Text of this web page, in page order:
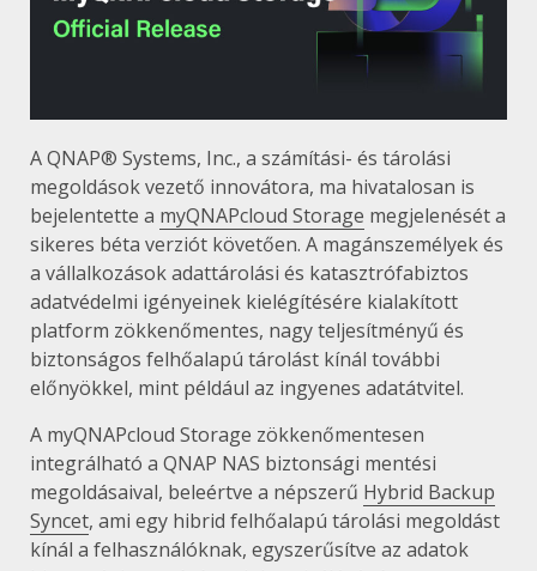
A QNAP® Systems, Inc., a számítási- és tárolási
megoldások vezető innovátora, ma hivatalosan is
bejelentette a myQNAPcloud Storage megjelenését a
sikeres béta verziót követően. A magánszemélyek és
a vállalkozások adattárolási és katasztrófabiztos
adatvédelmi igényeinek kielégítésére kialakított
platform zökkenőmentes, nagy teljesítményű és
biztonságos felhőalapú tárolást kínál további
előnyökkel, mint például az ingyenes adatátvitel.
A myQNAPcloud Storage zökkenőmentesen
integrálható a QNAP NAS biztonsági mentési
megoldásaival, beleértve a népszerű Hybrid Backup
Syncet, ami egy hibrid felhőalapú tárolási megoldást
kínál a felhasználóknak, egyszerűsítve az adatok